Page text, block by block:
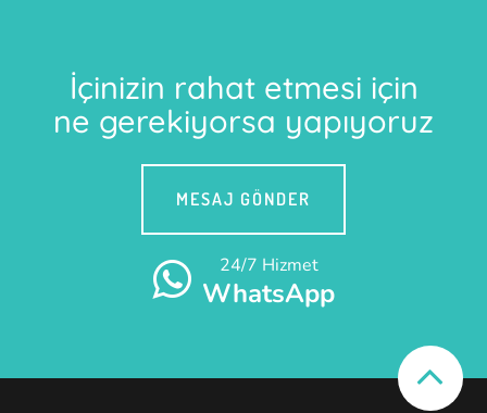
İçinizin rahat etmesi için
ne gerekiyorsa yapıyoruz
MESAJ GÖNDER
24/7 Hizmet
WhatsApp